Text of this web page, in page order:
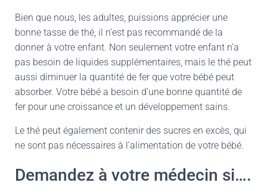
Bien que nous, les adultes, puissions apprécier une
bonne tasse de thé, il n’est pas recommandé de la
donner à votre enfant. Non seulement votre enfant n’a
pas besoin de liquides supplémentaires, mais le thé peut
aussi diminuer la quantité de fer que votre bébé peut
absorber. Votre bébé a besoin d’une bonne quantité de
fer pour une croissance et un développement sains.
Le thé peut également contenir des sucres en excès, qui
ne sont pas nécessaires à l’alimentation de votre bébé.
Demandez à votre médecin si….